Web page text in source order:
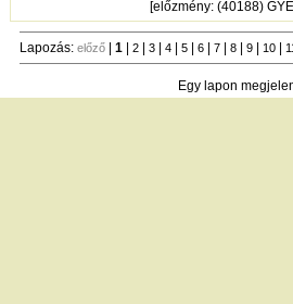
[előzmény: (40188)
Lapozás:előző |1 2 3 4 5 6 7 8 9 10
Egy lapon